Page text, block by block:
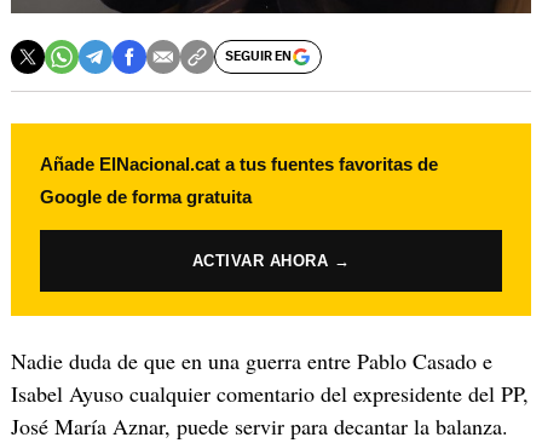
SEGUIR EN
Añade ElNacional.cat a tus fuentes favoritas de
Google de forma gratuita
ACTIVAR AHORA →
Nadie duda de que en una guerra entre Pablo Casado e
Isabel Ayuso cualquier comentario del expresidente del PP,
José María Aznar, puede servir para decantar la balanza.